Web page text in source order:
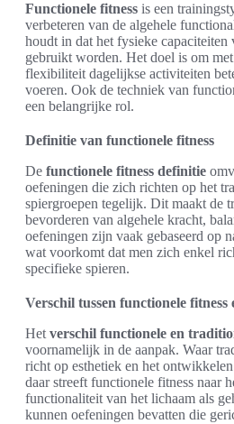
Functionele fitness is een
verbeteren van de algehele
houdt in dat het fysieke capaciteiten
gebruikt worden. Het doel is om
flexibiliteit dagelijkse activiteiten
voeren. Ook de techniek van
een belangrijke rol.
Definitie van functionele fitness
De functionele fitness definitie
oefeningen die zich richten op het
spiergroepen tegelijk. Dit maakt de
bevorderen van algehele kracht,
oefeningen zijn vaak gebaseerd op
wat voorkomt dat men zich enkel
specifieke spieren.
Verschil tussen functionele
Het verschil functionele en
voornamelijk in de aanpak. Waar
richt op esthetiek en het
daar streeft functionele fitness naar
functionaliteit van het lichaam als
kunnen oefeningen bevatten die